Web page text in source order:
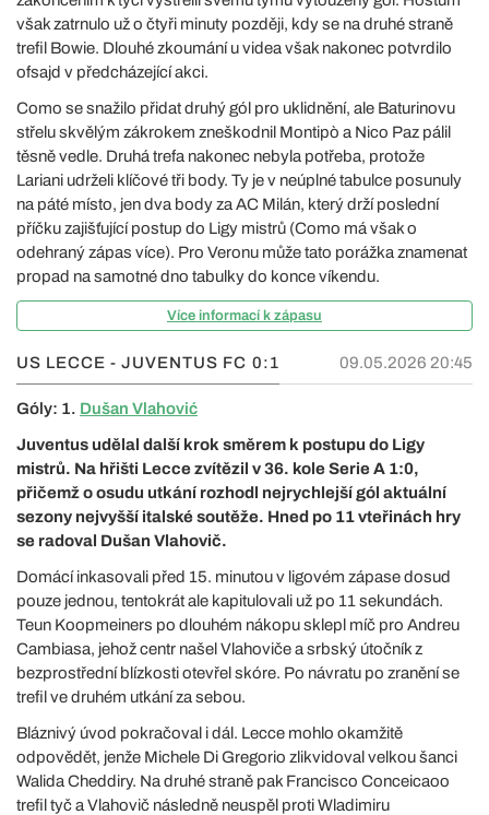
však zatrnulo už o čtyři minuty později, kdy se na druhé straně
trefil Bowie. Dlouhé zkoumání u videa však nakonec potvrdilo
ofsajd v předcházející akci.
Como se snažilo přidat druhý gól pro uklidnění, ale Baturinovu
střelu skvělým zákrokem zneškodnil Montipò a Nico Paz pálil
těsně vedle. Druhá trefa nakonec nebyla potřeba, protože
Lariani udrželi klíčové tři body. Ty je v neúplné tabulce posunuly
na páté místo, jen dva body za AC Milán, který drží poslední
příčku zajišťující postup do Ligy mistrů (Como má však o
odehraný zápas více). Pro Veronu může tato porážka znamenat
propad na samotné dno tabulky do konce víkendu.
Více informací k zápasu
US LECCE - JUVENTUS FC 0:1 09.05.2026 20:45
Góly: 1. Dušan Vlahović
Juventus udělal další krok směrem k postupu do Ligy
mistrů. Na hřišti Lecce zvítězil v 36. kole Serie A 1:0,
přičemž o osudu utkání rozhodl nejrychlejší gól aktuální
sezony nejvyšší italské soutěže. Hned po 11 vteřinách hry
se radoval Dušan Vlahovič.
Domácí inkasovali před 15. minutou v ligovém zápase dosud
pouze jednou, tentokrát ale kapitulovali už po 11 sekundách.
Teun Koopmeiners po dlouhém nákopu sklepl míč pro Andreu
Cambiasa, jehož centr našel Vlahoviče a srbský útočník z
bezprostřední blízkosti otevřel skóre. Po návratu po zranění se
trefil ve druhém utkání za sebou.
Bláznivý úvod pokračoval i dál. Lecce mohlo okamžitě
odpovědět, jenže Michele Di Gregorio zlikvidoval velkou šanci
Walida Cheddiry. Na druhé straně pak Francisco Conceicaoo
trefil tyč a Vlahovič následně neuspěl proti Wladimiru